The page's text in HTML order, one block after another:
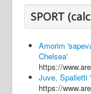
SPORT
Amorim
Chelsea'
https://
Juve, Spalletti
https://